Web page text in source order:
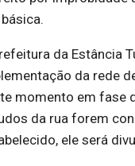
da Estância
da rede
momento em fase
da rua forem
ele será